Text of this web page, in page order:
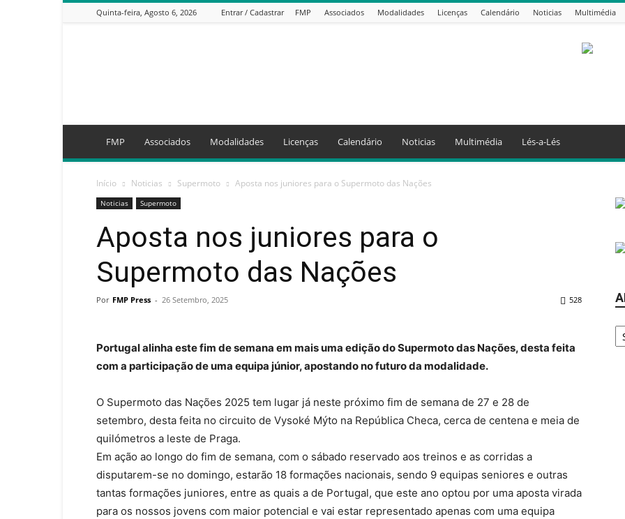
Quinta-feira, Agosto 6, 2026 Entrar / Cadastrar FMP Associados Modalidades Licenças Calendário Noticias Multimédia
FMP Associados Modalidades Licenças Calendário Noticias Multimédia Lés-a-Lés
Início Noticias Supermoto Aposta nos juniores para o Supermoto das Nações
Noticias Supermoto
Aposta nos juniores para o
Supermoto das Nações
Por FMP Press - 26 Setembro, 2025 528
Portugal alinha este fim de semana em mais uma edição do Supermoto das Nações, desta feita
com a participação de uma equipa júnior, apostando no futuro da modalidade.
O Supermoto das Nações 2025 tem lugar já neste próximo fim de semana de 27 e 28 de
setembro, desta feita no circuito de Vysoké Mýto na República Checa, cerca de centena e meia de
quilómetros a leste de Praga.
Em ação ao longo do fim de semana, com o sábado reservado aos treinos e as corridas a
disputarem-se no domingo, estarão 18 formações nacionais, sendo 9 equipas seniores e outras
tantas formações juniores, entre as quais a de Portugal, que este ano optou por uma aposta virada
para os nossos jovens com maior potencial e vai estar representado apenas com uma equipa